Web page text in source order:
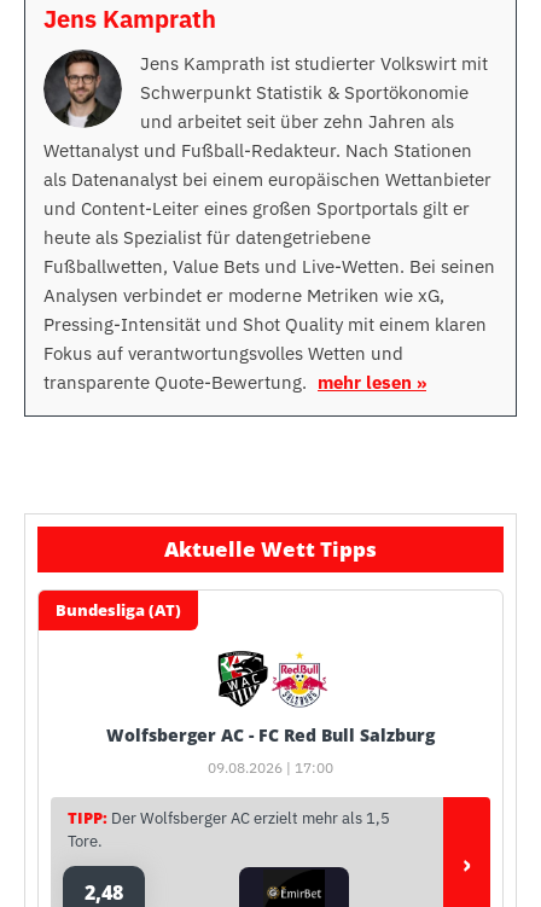
Jens Kamprath
Jens Kamprath ist studierter Volkswirt mit
Schwerpunkt Statistik & Sportökonomie
und arbeitet seit über zehn Jahren als
Wettanalyst und Fußball-Redakteur. Nach Stationen
als Datenanalyst bei einem europäischen Wettanbieter
und Content-Leiter eines großen Sportportals gilt er
heute als Spezialist für datengetriebene
Fußballwetten, Value Bets und Live-Wetten. Bei seinen
Analysen verbindet er moderne Metriken wie xG,
Pressing-Intensität und Shot Quality mit einem klaren
Fokus auf verantwortungsvolles Wetten und
transparente Quote-Bewertung. mehr lesen »
Aktuelle Wett Tipps
Bundesliga (AT)
Wolfsberger AC - FC Red Bull Salzburg
09.08.2026 | 17:00
TIPP: Der Wolfsberger AC erzielt mehr als 1,5
Tore.
2,48
›